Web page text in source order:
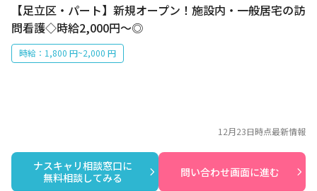
【足立区・パート】新規オープン！施設内・一般居宅の訪
問看護◇時給2,000円～◎
時給：1,800 円~2,000 円
ナスキャリ相談窓口に
無料相談してみる
問い合わせ画面に進む
12月23日時点最新情報